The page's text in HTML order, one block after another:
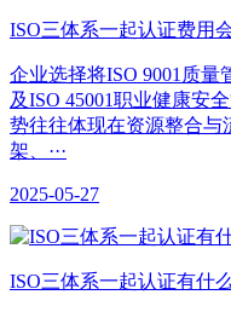
ISO三体系一起认证费用
企业选择将ISO 9001质量
及ISO 45001职业健康安
势往往体现在资源整合与
架、···
2025-05-27
​ISO三体系一起认证有什